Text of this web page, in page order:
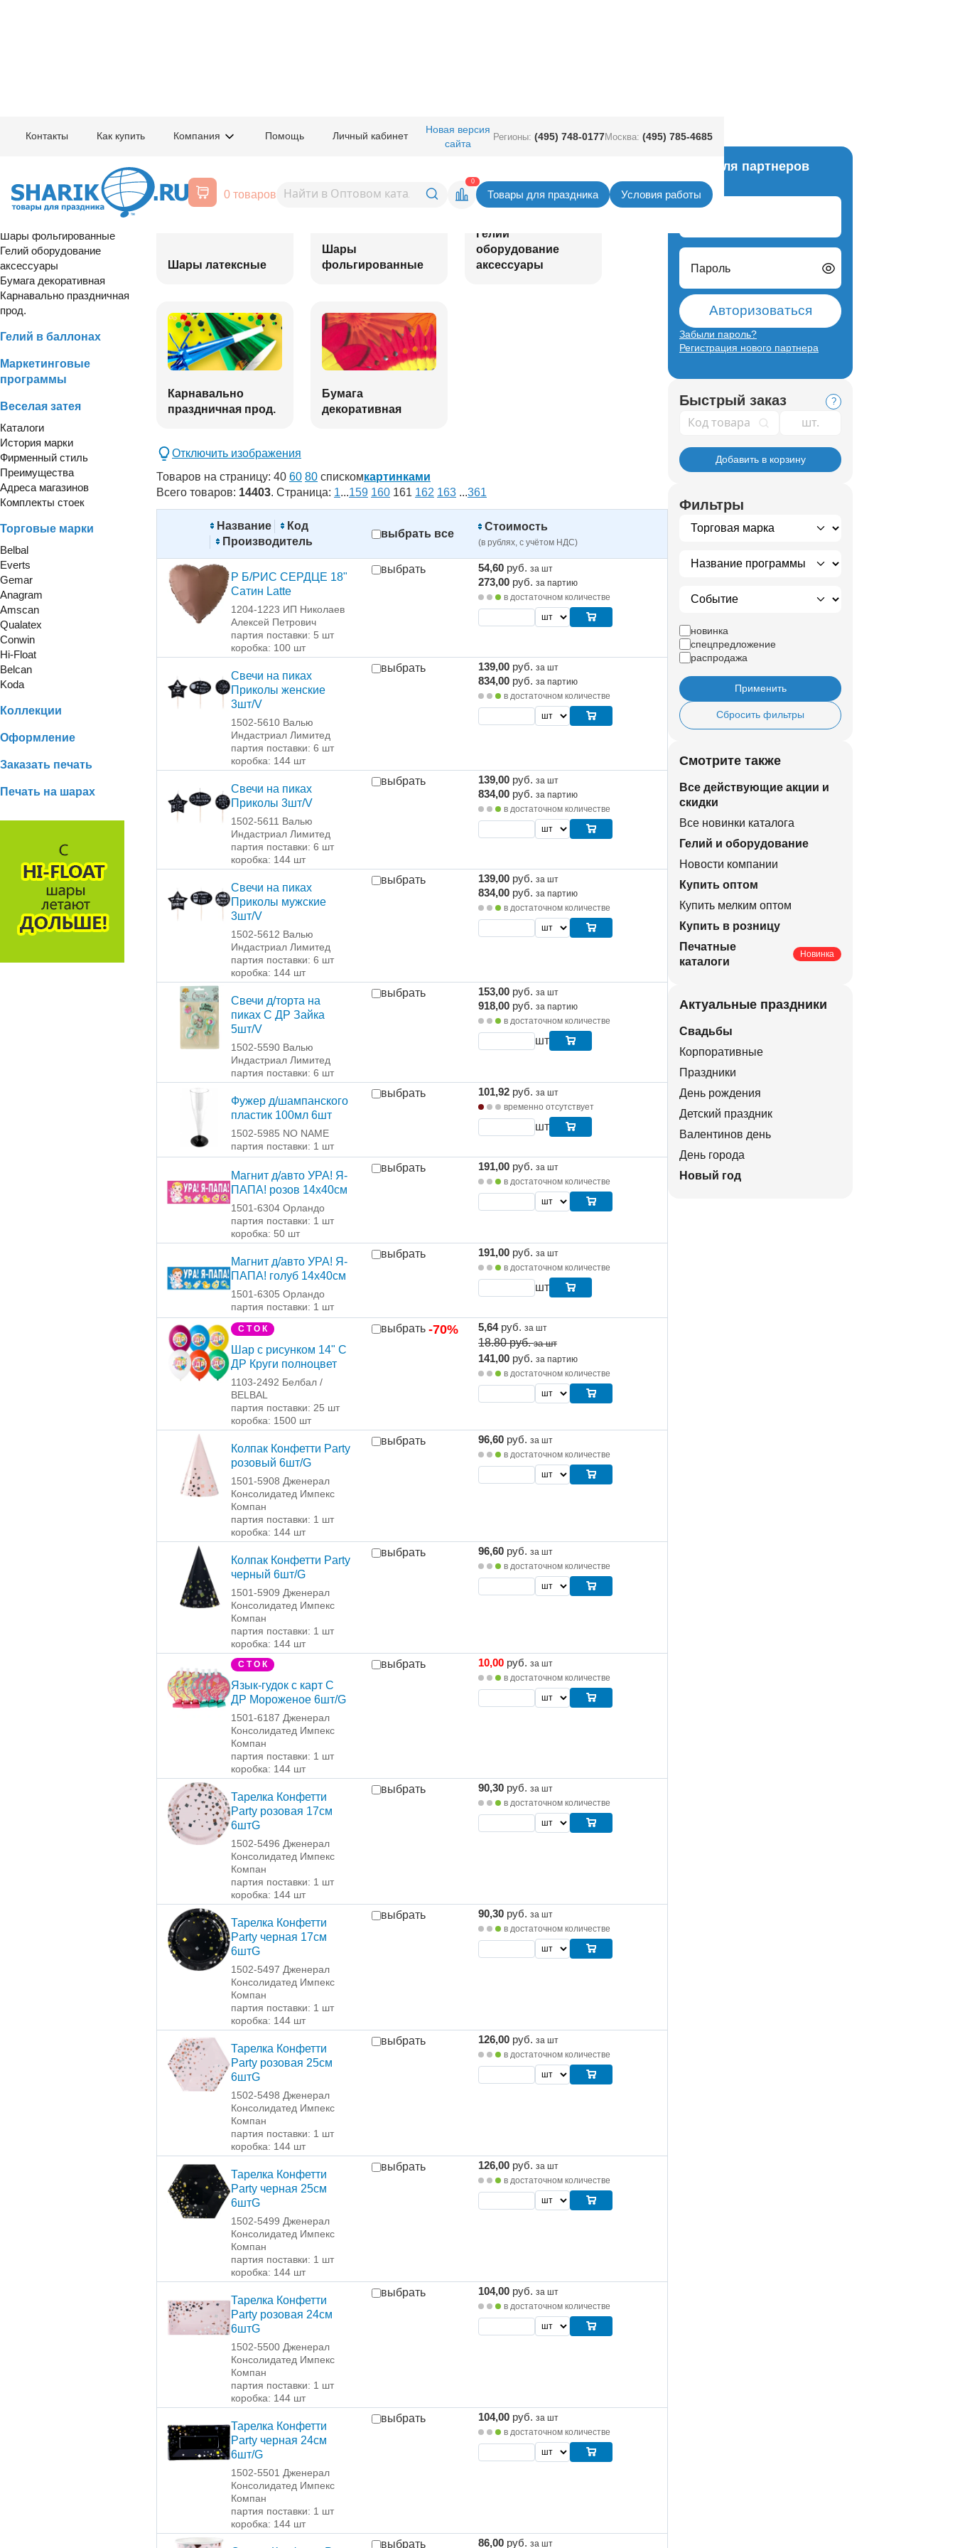
Контакты Как купить Компания Помощь Личный кабинет
Новая версия
сайта
Регионы: (495) 748-0177Москва: (495) 785-4685
0 товаров
0
Товары для праздника Условия работы
Воздушные шары, все для
праздника
Расширенный поиск
Шары фольгированные
Гелий оборудование
аксессуары
Бумага декоративная
Карнавально праздничная
прод.
Гелий в баллонах
Маркетинговые
программы
Веселая затея
Каталоги
История марки
Фирменный стиль
Преимущества
Адреса магазинов
Комплекты стоек
Торговые марки
Belbal
Everts
Gemar
Anagram
Amscan
Qualatex
Conwin
Hi-Float
Belcan
Koda
Коллекции
Оформление
Заказать печать
Печать на шарах
Шары латексные
Шары
фольгированные
Гелий
оборудование
аксессуары
Карнавально
праздничная прод.
Бумага
декоративная
Отключить изображения
Товаров на страницу: 40 60 80 спискомкартинками
Всего товаров: 14403. Страница: 1...159 160 161 162 163 ...361
Название
Код
Производитель
выбрать все
Стоимость
(в рублях, с учётом НДС)
Р Б/РИС СЕРДЦЕ 18"
Сатин Latte
1204-1223 ИП Николаев
Алексей Петрович
партия поставки: 5 шт
коробка: 100 шт
выбрать 54,60 руб. за шт
273,00 руб. за партию
в достаточном количестве
Свечи на пиках
Приколы женские
3шт/V
1502-5610 Валью
Индастриал Лимитед
партия поставки: 6 шт
коробка: 144 шт
выбрать 139,00 руб. за шт
834,00 руб. за партию
в достаточном количестве
Свечи на пиках
Приколы 3шт/V
1502-5611 Валью
Индастриал Лимитед
партия поставки: 6 шт
коробка: 144 шт
выбрать 139,00 руб. за шт
834,00 руб. за партию
в достаточном количестве
Свечи на пиках
Приколы мужские
3шт/V
1502-5612 Валью
Индастриал Лимитед
партия поставки: 6 шт
коробка: 144 шт
выбрать 139,00 руб. за шт
834,00 руб. за партию
в достаточном количестве
Свечи д/торта на
пиках С ДР Зайка
5шт/V
1502-5590 Валью
Индастриал Лимитед
партия поставки: 6 шт
выбрать 153,00 руб. за шт
918,00 руб. за партию
в достаточном количестве
шт
Фужер д/шампанского
пластик 100мл 6шт
1502-5985 NO NAME
партия поставки: 1 шт
выбрать 101,92 руб. за шт
временно отсутствует
шт
Магнит д/авто УРА! Я-
ПАПА! розов 14х40см
1501-6304 Орландо
партия поставки: 1 шт
коробка: 50 шт
выбрать 191,00 руб. за шт
в достаточном количестве
Магнит д/авто УРА! Я-
ПАПА! голуб 14х40см
1501-6305 Орландо
партия поставки: 1 шт
выбрать 191,00 руб. за шт
в достаточном количестве
шт
С Т О К
Шар с рисунком 14" С
ДР Круги полноцвет
1103-2492 Белбал /
BELBAL
партия поставки: 25 шт
коробка: 1500 шт
-70%
выбрать 5,64 руб. за шт
18.80руб. за шт
141,00 руб. за партию
в достаточном количестве
Колпак Конфетти Party
розовый 6шт/G
1501-5908 Дженерал
Консолидатед Импекс
Компан
партия поставки: 1 шт
коробка: 144 шт
выбрать 96,60 руб. за шт
в достаточном количестве
Колпак Конфетти Party
черный 6шт/G
1501-5909 Дженерал
Консолидатед Импекс
Компан
партия поставки: 1 шт
коробка: 144 шт
выбрать 96,60 руб. за шт
в достаточном количестве
С Т О К
Язык-гудок с карт С
ДР Мороженое 6шт/G
1501-6187 Дженерал
Консолидатед Импекс
Компан
партия поставки: 1 шт
коробка: 144 шт
выбрать 10,00 руб. за шт
в достаточном количестве
Тарелка Конфетти
Party розовая 17см
6штG
1502-5496 Дженерал
Консолидатед Импекс
Компан
партия поставки: 1 шт
коробка: 144 шт
выбрать 90,30 руб. за шт
в достаточном количестве
Тарелка Конфетти
Party черная 17см
6штG
1502-5497 Дженерал
Консолидатед Импекс
Компан
партия поставки: 1 шт
коробка: 144 шт
выбрать 90,30 руб. за шт
в достаточном количестве
Тарелка Конфетти
Party розовая 25см
6штG
1502-5498 Дженерал
Консолидатед Импекс
Компан
партия поставки: 1 шт
коробка: 144 шт
выбрать 126,00 руб. за шт
в достаточном количестве
Тарелка Конфетти
Party черная 25см
6штG
1502-5499 Дженерал
Консолидатед Импекс
Компан
партия поставки: 1 шт
коробка: 144 шт
выбрать 126,00 руб. за шт
в достаточном количестве
Тарелка Конфетти
Party розовая 24см
6штG
1502-5500 Дженерал
Консолидатед Импекс
Компан
партия поставки: 1 шт
коробка: 144 шт
выбрать 104,00 руб. за шт
в достаточном количестве
Тарелка Конфетти
Party черная 24см
6шт/G
1502-5501 Дженерал
Консолидатед Импекс
Компан
партия поставки: 1 шт
коробка: 144 шт
выбрать 104,00 руб. за шт
в достаточном количестве
выбрать 86,00 руб. за шт
Вход для партнеров
Пароль
Авторизоваться
Забыли пароль?
Регистрация нового партнера
Быстрый заказ ?
Код товара
Добавить в корзину
Фильтры
новинка
спецпредложение
распродажа
Применить
Сбросить фильтры
Смотрите также
Все действующие акции и
скидки
Все новинки каталога
Гелий и оборудование
Новости компании
Купить оптом
Купить мелким оптом
Купить в розницу
Печатные
каталоги
Новинка
Актуальные праздники
Свадьбы
Корпоративные
Праздники
День рождения
Детский праздник
Валентинов день
День города
Новый год